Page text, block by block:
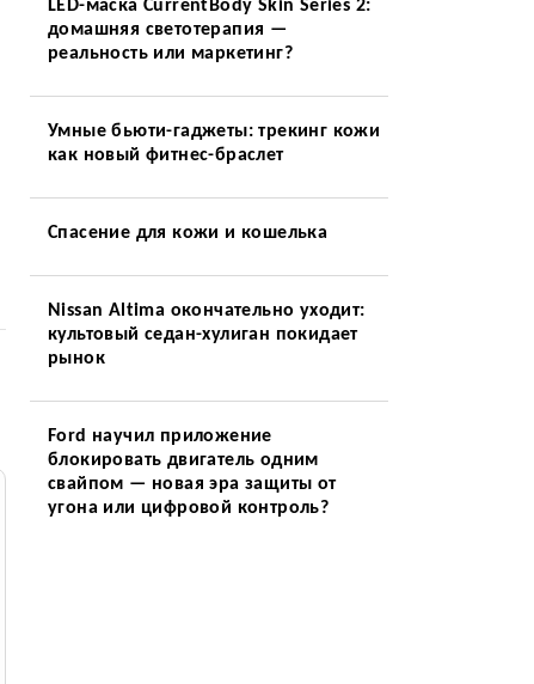
LED-маска CurrentBody Skin Series 2:
домашняя светотерапия —
реальность или маркетинг?
Умные бьюти-гаджеты: трекинг кожи
как новый фитнес-браслет
Спасение для кожи и кошелька
Nissan Altima окончательно уходит:
культовый седан-хулиган покидает
рынок
Ford научил приложение
блокировать двигатель одним
свайпом — новая эра защиты от
угона или цифровой контроль?